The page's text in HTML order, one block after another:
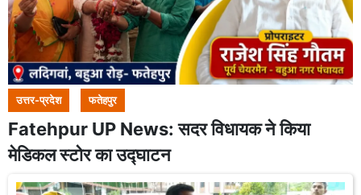
उत्तर-प्रदेश फतेहपुर
Fatehpur UP News: सदर विधायक ने किया
मेडिकल स्टोर का उद्घाटन